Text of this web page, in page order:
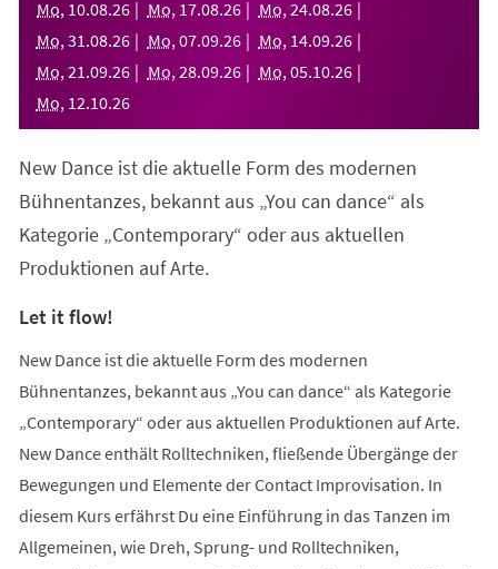
Mo, 10.08.26 Mo, 17.08.26 Mo, 24.08.26
Mo, 31 .08.26 Mo, 07.09.26 Mo, 14.09.26
Mo, 21 .09.26 Mo, 28.09.26 Mo, 05.10.26
Mo, 12.10.26
New Dance ist die aktuelle Form des modernen
Bühnentanzes, bekannt aus „You can dance“ als
Kategorie „Contemporary“ oder aus aktuellen
Produktionen auf Arte.
Let it flow!
New Dance ist die aktuelle Form des modernen
Bühnentanzes, bekannt aus „You can dance“ als Kategorie
„Contemporary“ oder aus aktuellen Produktionen auf Arte.
New Dance enthält Rolltechniken, fließende Übergänge der
Bewegungen und Elemente der Contact Improvisation. In
diesem Kurs erfährst Du eine Einführung in das Tanzen im
Allgemeinen, wie Dreh, Sprung- und Rolltechniken,